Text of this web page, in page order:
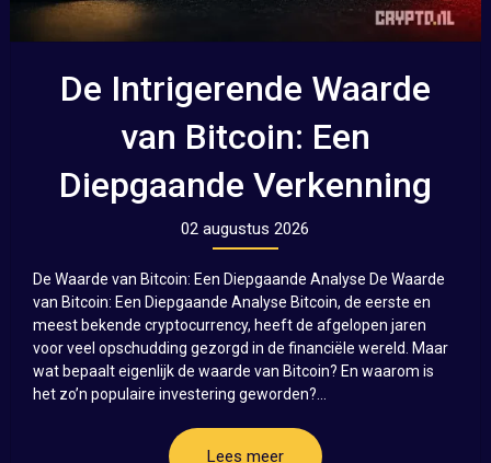
De Intrigerende Waarde
van Bitcoin: Een
Diepgaande Verkenning
02 augustus 2026
De Waarde van Bitcoin: Een Diepgaande Analyse De Waarde
van Bitcoin: Een Diepgaande Analyse Bitcoin, de eerste en
meest bekende cryptocurrency, heeft de afgelopen jaren
voor veel opschudding gezorgd in de financiële wereld. Maar
wat bepaalt eigenlijk de waarde van Bitcoin? En waarom is
het zo’n populaire investering geworden?...
Lees meer